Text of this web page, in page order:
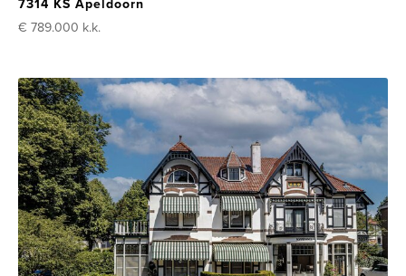
7314 KS Apeldoorn
€ 789.000 k.k.